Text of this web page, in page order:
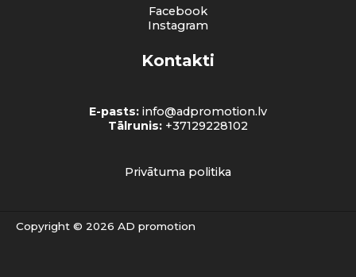
Facebook
Instagram
Kontakti
E-pasts: info@adpromotion.lv
Tālrunis: +37129228102
Privātuma politika
Copyright © 2026 AD promotion